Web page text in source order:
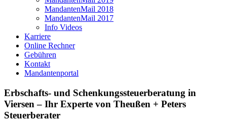
MandantenMail 2018
MandantenMail 2017
Info Videos
Karriere
Online Rechner
Gebühren
Kontakt
Mandantenportal
Erbschafts- und Schenkungssteuerberatung in
Viersen – Ihr Experte von Theußen + Peters
Steuerberater